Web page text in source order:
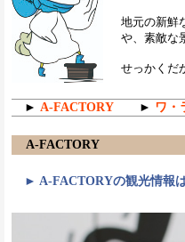
地元の新鮮
や、素敵な
せっかくだ
► A-FACTORY ► ワ・
A-FACTORY
► A-FACTORYの観光情報